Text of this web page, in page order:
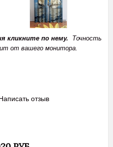
кликните по нему. Точность
от вашего монитора.
отзыв